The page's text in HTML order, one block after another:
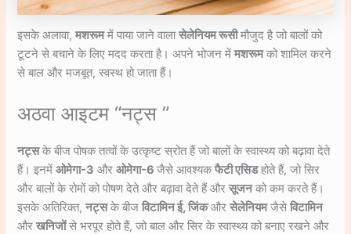
इसके अलावा,मशरूममें पाया जाने वालासेलेनियम रूसीमौजुद है जो बालों को
टूटने से बचाने के लिए मदद करता है। अपने भोजन मेंमशरूमको शामिल करने
से बाल और मजबूत, स्वस्थ हो जाता हैं।
अठवा आइटम “नट्स ”
नट्सके बीज पोषक तत्वों के उत्कृष्ट स्रोत हैं जो बालों के स्वास्थ्य को बढ़ावा देते
हैं। इनमेंओमेगा-3 औरओमेगा-6जैसे आवश्यकफैटी एसिडहोते हैं, जो सिर
और बालों के रोमों को पोषण देते और बढ़ावा देते हैं औरसूजनको कम करते हैं।
इसके अतिरिक्त,नट्सके बीजविटामिन ई, जिंकऔरसेलेनियमजैसेविटामिन
औरखनिजोंसे भरपूर होते हैं, जो बाल और सिर के स्वास्थ्य को बनाए रखने और